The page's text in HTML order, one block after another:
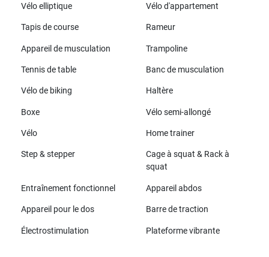
Vélo elliptique
Vélo d'appartement
Tapis de course Rameur
Appareil de musculation Trampoline
Tennis de table Banc de musculation
Vélo de biking Haltère
Boxe Vélo semi-allongé
Vélo Home trainer
Step & stepper
Cage à squat & Rack à
squat
Entraînement fonctionnel Appareil abdos
Appareil pour le dos Barre de traction
Électrostimulation Plateforme vibrante